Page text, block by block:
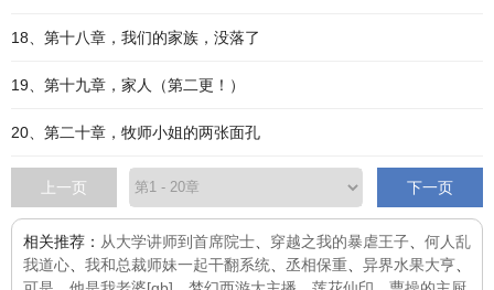
18、第十八章，我们的家族，没落了
19、第十九章，家人（第二更！）
20、第二十章，牧师小姐的两张面孔
上一页 下一页
相关推荐： 从大学讲师到首席院士 穿越之我的暴虐王子
何人乱
我道心
我和总裁师妹一起干翻系统 丞相保重 异界水果大亨